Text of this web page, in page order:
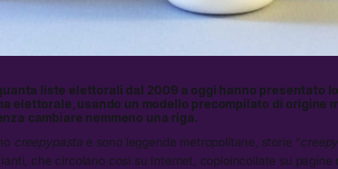
liste elettorali dal 2009 a oggi hanno presentato
elettorale, usando un modello precompilato di origine
cambiare nemmeno una riga.
creepypasta e sono leggende metropolitane, storie “creepy
che circolano così su Internet, copioincollate su pagine